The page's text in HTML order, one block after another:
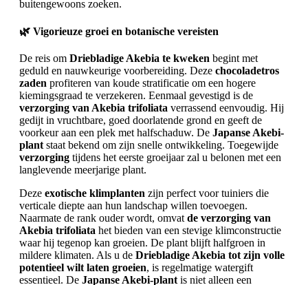
buitengewoons zoeken.
🌿 Vigorieuze groei en botanische vereisten
De reis om Driebladige Akebia te kweken begint met
geduld en nauwkeurige voorbereiding. Deze chocoladetros
zaden profiteren van koude stratificatie om een hogere
kiemingsgraad te verzekeren. Eenmaal gevestigd is de
verzorging van Akebia trifoliata verrassend eenvoudig. Hij
gedijt in vruchtbare, goed doorlatende grond en geeft de
voorkeur aan een plek met halfschaduw. De Japanse Akebi-
plant staat bekend om zijn snelle ontwikkeling. Toegewijde
verzorging tijdens het eerste groeijaar zal u belonen met een
langlevende meerjarige plant.
Deze exotische klimplanten zijn perfect voor tuiniers die
verticale diepte aan hun landschap willen toevoegen.
Naarmate de rank ouder wordt, omvat de verzorging van
Akebia trifoliata het bieden van een stevige klimconstructie
waar hij tegenop kan groeien. De plant blijft halfgroen in
mildere klimaten. Als u de Driebladige Akebia tot zijn volle
potentieel wilt laten groeien, is regelmatige watergift
essentieel. De Japanse Akebi-plant is niet alleen een